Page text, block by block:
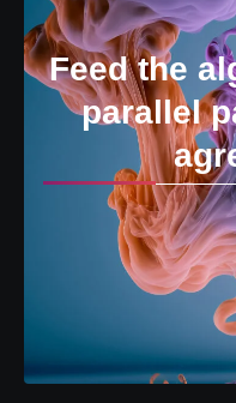
Feed the
parallel